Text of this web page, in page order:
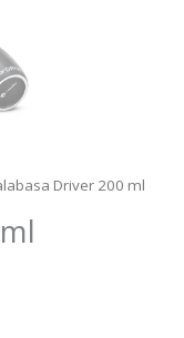
Driver 200 ml